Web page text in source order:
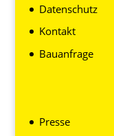
Datenschutz
Kontakt
Bauanfrage
Presse